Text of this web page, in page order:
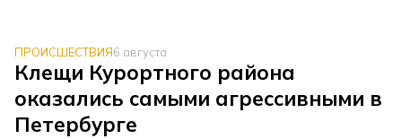
ПРОИСШЕСТВИЯ6 августа
Клещи Курортного района
оказались самыми агрессивными в
Петербурге